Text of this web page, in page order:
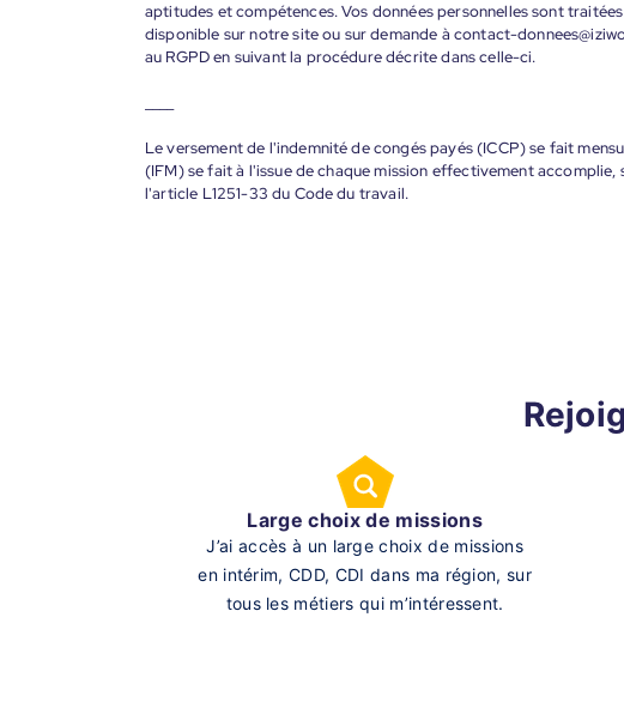
aptitudes et compétences. Vos données personnelles sont
disponible sur notre site ou sur demande à contact-
au RGPD en suivant la procédure décrite dans celle-ci.
Le versement de l'indemnité de congés payés (ICCP) se fait
(IFM) se fait à l'issue de chaque mission effectivement
l'article L1251-33 du Code du travail.
Large choix de missions
J’ai accès à un large choix de missions
en intérim, CDD, CDI dans ma région, sur
tous les métiers qui m’intéressent.